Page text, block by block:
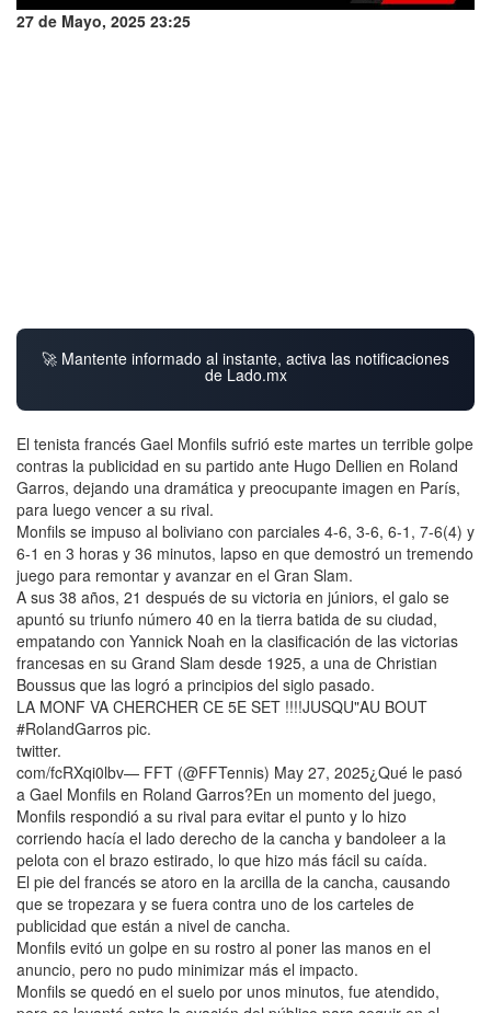
27 de Mayo, 2025 23:25
🚀 Mantente informado al instante, activa las notificaciones
de Lado.mx
El tenista francés Gael Monfils sufrió este martes un terrible golpe
contras la publicidad en su partido ante Hugo Dellien en Roland
Garros, dejando una dramática y preocupante imagen en París,
para luego vencer a su rival.
Monfils se impuso al boliviano con parciales 4-6, 3-6, 6-1, 7-6(4) y
6-1 en 3 horas y 36 minutos, lapso en que demostró un tremendo
juego para remontar y avanzar en el Gran Slam.
A sus 38 años, 21 después de su victoria en júniors, el galo se
apuntó su triunfo número 40 en la tierra batida de su ciudad,
empatando con Yannick Noah en la clasificación de las victorias
francesas en su Grand Slam desde 1925, a una de Christian
Boussus que las logró a principios del siglo pasado.
LA MONF VA CHERCHER CE 5E SET !!!!JUSQU"AU BOUT
#RolandGarros pic.
twitter.
com/fcRXqi0lbv— FFT (@FFTennis) May 27, 2025¿Qué le pasó
a Gael Monfils en Roland Garros?En un momento del juego,
Monfils respondió a su rival para evitar el punto y lo hizo
corriendo hacía el lado derecho de la cancha y bandoleer a la
pelota con el brazo estirado, lo que hizo más fácil su caída.
El pie del francés se atoro en la arcilla de la cancha, causando
que se tropezara y se fuera contra uno de los carteles de
publicidad que están a nivel de cancha.
Monfils evitó un golpe en su rostro al poner las manos en el
anuncio, pero no pudo minimizar más el impacto.
Monfils se quedó en el suelo por unos minutos, fue atendido,